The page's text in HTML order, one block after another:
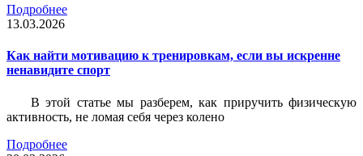
Подробнее
13.03.2026
Как найти мотивацию к тренировкам, если вы искренне
ненавидите спорт
В этой статье мы разберем, как приручить физическую
активность, не ломая себя через колено
Подробнее